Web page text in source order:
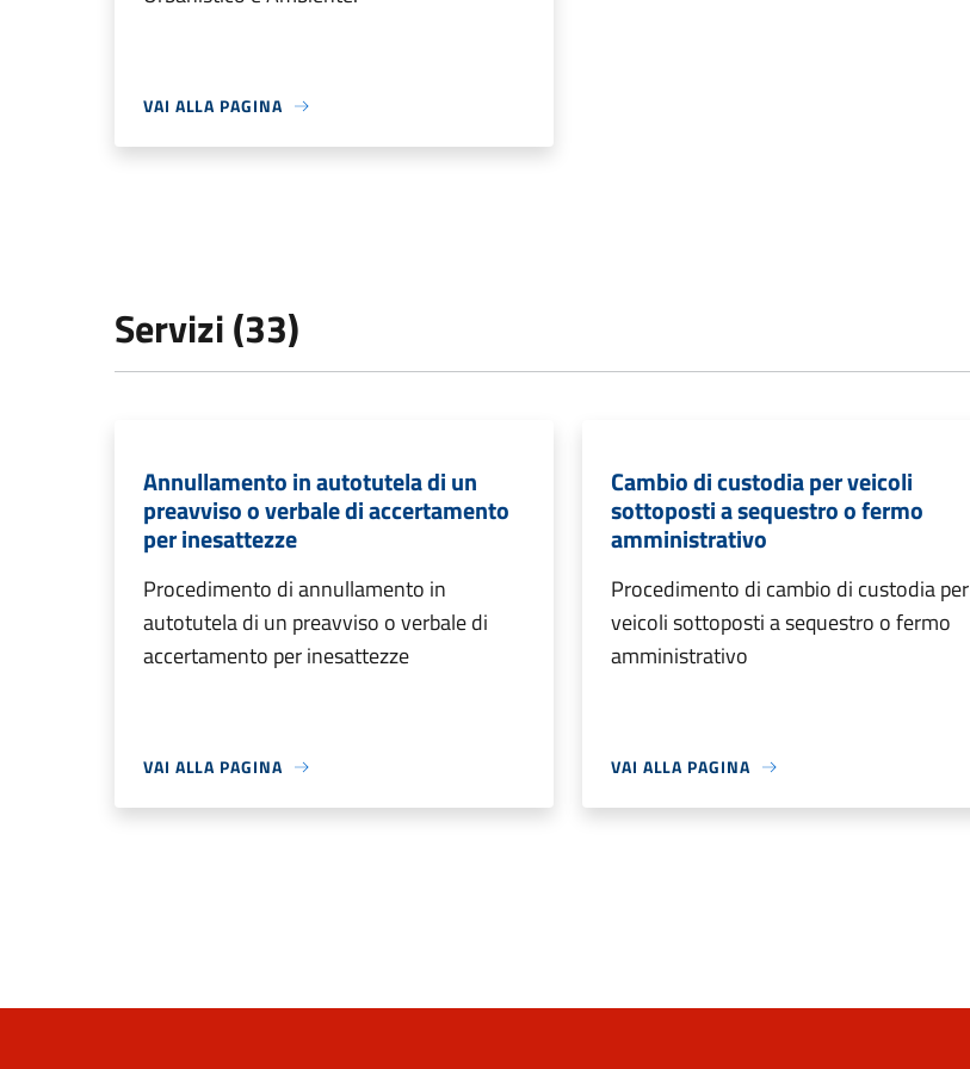
VAI ALLA PAGINA
Servizi (33)
Annullamento in autotutela di un
preavviso o verbale di accertamento
per inesattezze
Procedimento di annullamento in
autotutela di un preavviso o verbale di
accertamento per inesattezze
VAI ALLA PAGINA
Cambio di custodia per veicoli
sottoposti a sequestro o fermo
amministrativo
Procedimento di cambio di custodia per
veicoli sottoposti a sequestro o fermo
amministrativo
VAI ALLA PAGINA